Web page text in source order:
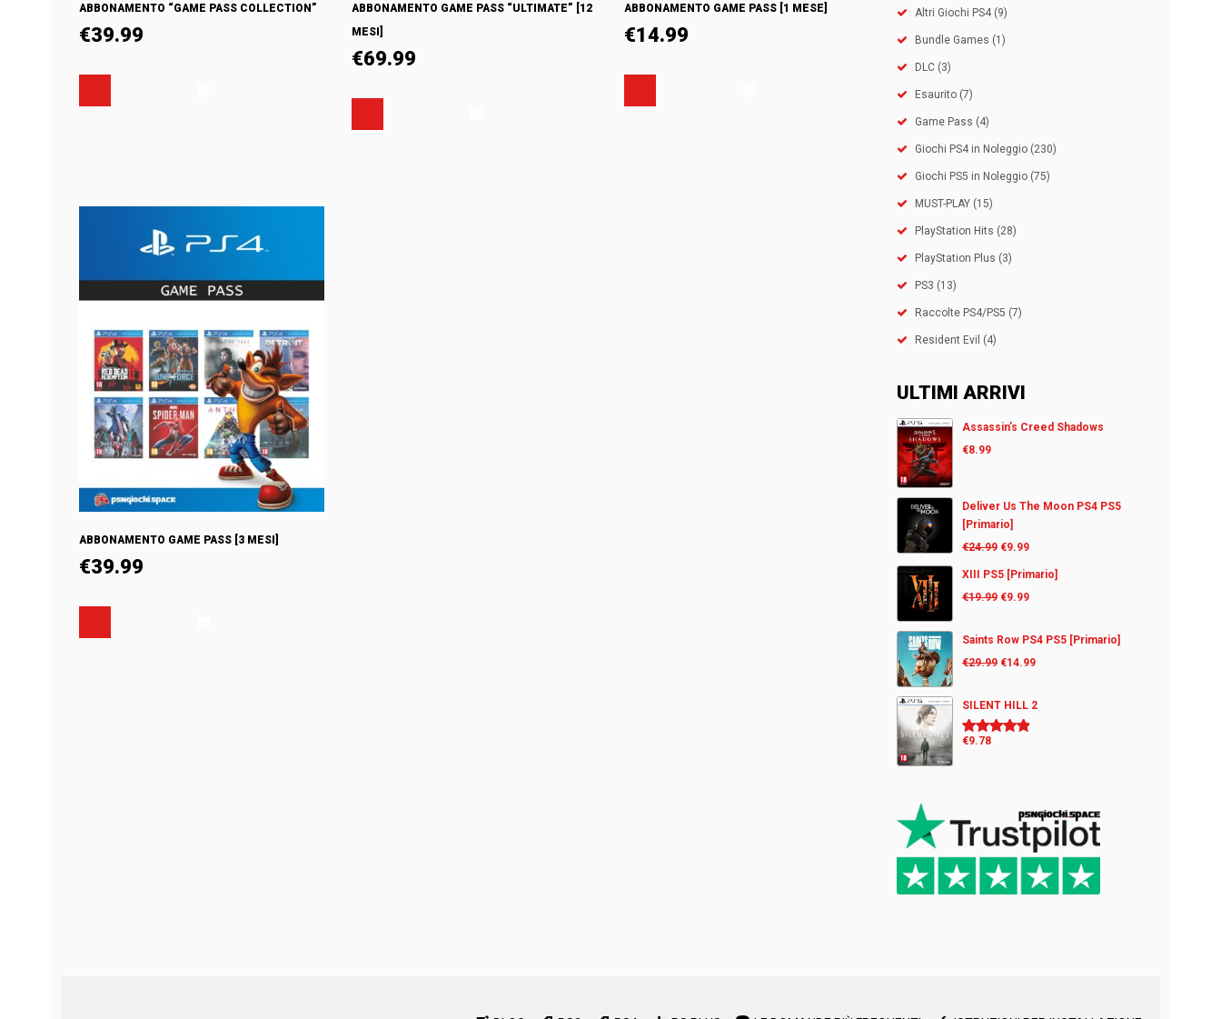
ABBONAMENTO “GAME PASS COLLECTION”
€39.99
ABBONAMENTO GAME PASS “ULTIMATE” [12
MESI]
€69.99
ABBONAMENTO GAME PASS [1 MESE]
€14.99
ABBONAMENTO GAME PASS [3 MESI]
€39.99
Altri Giochi PS4 (9)
Bundle Games (1)
DLC (3)
Esaurito (7)
Game Pass (4)
Giochi PS4 in Noleggio (230)
Giochi PS5 in Noleggio (75)
MUST-PLAY (15)
PlayStation Hits (28)
PlayStation Plus (3)
PS3 (13)
Raccolte PS4/PS5 (7)
Resident Evil (4)
ULTIMI ARRIVI
Assassin’s Creed Shadows
€8.99
Deliver Us The Moon PS4 PS5
[Primario]
€24.99 €9.99
XIII PS5 [Primario]
€19.99 €9.99
Saints Row PS4 PS5 [Primario]
€29.99 €14.99
SILENT HILL 2
Valutato
€9.78